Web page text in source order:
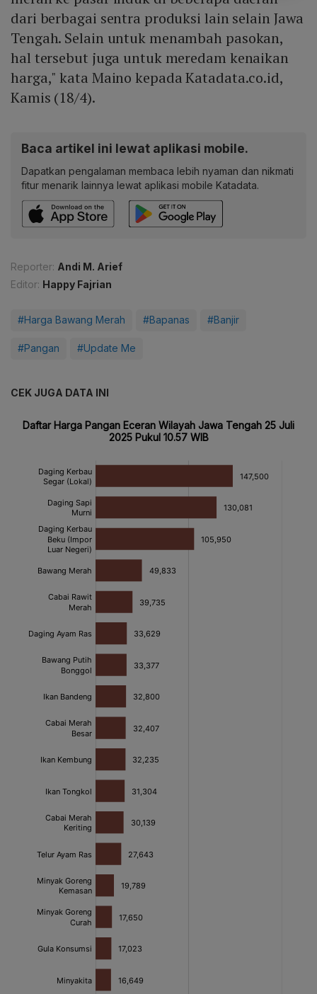
dari berbagai sentra produksi lain selain Jawa
Tengah. Selain untuk menambah pasokan,
hal tersebut juga untuk meredam kenaikan
harga," kata Maino kepada Katadata.co.id,
Kamis (18/4).
Baca artikel ini lewat aplikasi mobile.
Dapatkan pengalaman membaca lebih nyaman dan nikmati
fitur menarik lainnya lewat aplikasi mobile Katadata.
Reporter: Andi M. Arief
Editor: Happy Fajrian
#Harga Bawang Merah #Bapanas #Banjir
#Pangan #Update Me
CEK JUGA DATA INI